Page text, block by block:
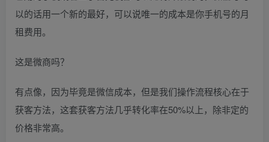
以的话用一个新的最好，可以说唯一的成本是你手机号的月
租费用。
这是微商吗？
有点像，因为毕竟是微信成本，但是我们操作流程核心在于
获客方法，这套获客方法几乎转化率在50%以上，除非定的
价格非常高。